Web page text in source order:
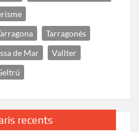
Tarragonès
de Mar
Vallter
recents